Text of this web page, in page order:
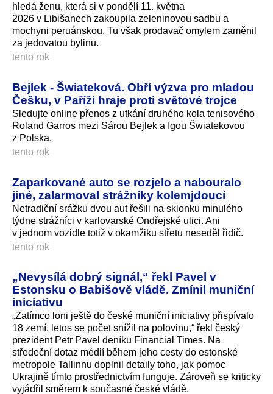
hledá ženu, která si v pondělí 11. května
2026 v Libišanech zakoupila zeleninovou sadbu a
mochyni peruánskou. Tu však prodavač omylem zaměnil
za jedovatou bylinu.
tento rok
Bejlek - Šwiateková. Obří výzva pro mladou
Češku, v Paříži hraje proti světové trojce
Sledujte online přenos z utkání druhého kola tenisového
Roland Garros mezi Sárou Bejlek a Igou Šwiatekovou
z Polska.
tento rok
Zaparkované auto se rozjelo a nabouralo
jiné, zalarmoval strážníky kolemjdoucí
Netradiční srážku dvou aut řešili na sklonku minulého
týdne strážníci v karlovarské Ondřejské ulici. Ani
v jednom vozidle totiž v okamžiku střetu neseděl řidič.
tento rok
„Nevysílá dobrý signál,“ řekl Pavel v
Estonsku o Babišově vládě. Zmínil muniční
iniciativu
„Zatímco loni ještě do české muniční iniciativy přispívalo
18 zemí, letos se počet snížil na polovinu,“ řekl český
prezident Petr Pavel deníku Financial Times. Na
středeční dotaz médií během jeho cesty do estonské
metropole Tallinnu doplnil detaily toho, jak pomoc
Ukrajině tímto prostřednictvím funguje. Zároveň se kriticky
vyjádřil směrem k současné české vládě.